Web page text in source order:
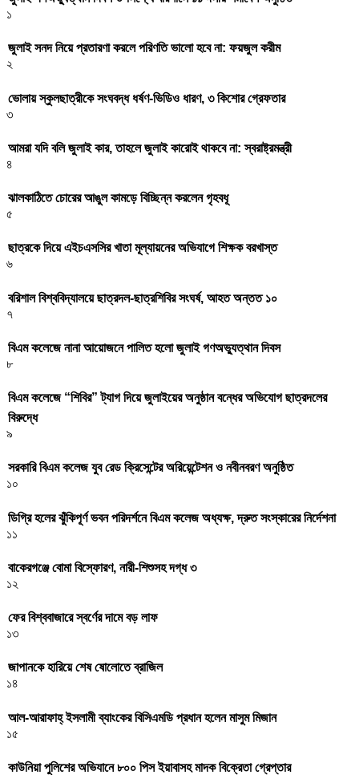
১
জুলাই সনদ নিয়ে প্রতারণা করলে পরিণতি ভালো হবে না: ফয়জুল করীম
২
ভোলায় স্কুলছাত্রীকে সংঘবদ্ধ ধর্ষণ-ভিডিও ধারণ, ৩ কিশোর গ্রেফতার
৩
আমরা যদি বলি জুলাই কার, তাহলে জুলাই কারোই থাকবে না: স্বরাষ্ট্রমন্ত্রী
৪
ঝালকাঠিতে চোরের আঙুল কামড়ে বিচ্ছিন্ন করলেন গৃহবধূ
৫
ছাত্রকে দিয়ে এইচএসসির খাতা মূল্যায়নের অভিযাগে শিক্ষক বরখাস্ত
৬
বরিশাল বিশ্ববিদ্যালয়ে ছাত্রদল-ছাত্রশিবির সংঘর্ষ, আহত অন্তত ১০
৭
বিএম কলেজে নানা আয়োজনে পালিত হলো জুলাই গণঅভ্যুত্থান দিবস
৮
বিএম কলেজে “শিবির” ট্যাগ দিয়ে জুলাইয়ের অনুষ্ঠান বন্ধের অভিযোগ ছাত্রদলের
বিরুদ্ধে
৯
সরকারি বিএম কলেজ যুব রেড ক্রিসেন্টের অরিয়েন্টেশন ও নবীনবরণ অনুষ্ঠিত
১০
ডিগ্রি হলের ঝুঁকিপূর্ণ ভবন পরিদর্শনে বিএম কলেজ অধ্যক্ষ, দ্রুত সংস্কারের নির্দেশনা
১১
বাকেরগঞ্জে বোমা বিস্ফোরণ, নারী-শিশুসহ দগ্ধ ৩
১২
ফের বিশ্ববাজারে স্বর্ণের দামে বড় লাফ
১৩
জাপানকে হারিয়ে শেষ ষোলোতে ব্রাজিল
১৪
আল-আরাফাহ্ ইসলামী ব্যাংকের বিসিএমডি প্রধান হলেন মাসুম মিজান
১৫
কাউনিয়া পুলিশের অভিযানে ৮০০ পিস ইয়াবাসহ মাদক বিক্রেতা গ্রেপ্তার